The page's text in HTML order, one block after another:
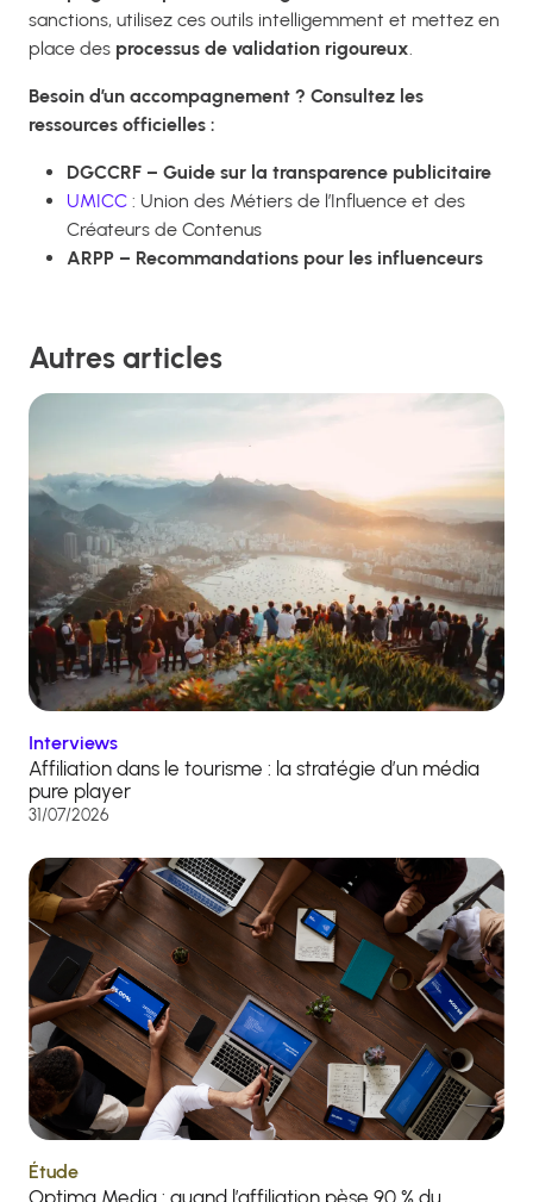
sanctions, utilisez ces outils intelligemment et mettez en
place des processus de validation rigoureux.
Besoin d’un accompagnement ? Consultez les
ressources officielles :
DGCCRF – Guide sur la transparence publicitaire
UMICC : Union des Métiers de l’Influence et des
Créateurs de Contenus
ARPP – Recommandations pour les influenceurs
Autres articles
Interviews
Affiliation dans le tourisme : la stratégie d’un média
pure player
31/07/2026
Étude
Optima Media : quand l’affiliation pèse 90 % du